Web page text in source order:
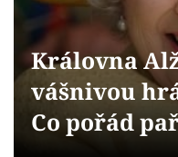
Videa
Sledujte prima+
Královna
vášnivou
Co pořád